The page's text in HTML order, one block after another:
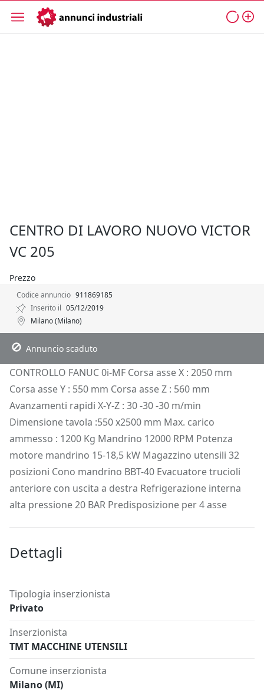
CENTRO DI LAVORO NUOVO VICTOR
VC 205
Prezzo
Codice annuncio 911869185
Inserito il 05/12/2019
Milano (Milano)
Descrizione
Dettagli Posizione Richiedi Info
Annuncio scaduto
CONTROLLO FANUC 0i-MF Corsa asse X : 2050 mm
Corsa asse Y : 550 mm Corsa asse Z : 560 mm
Avanzamenti rapidi X-Y-Z : 30 -30 -30 m/min
Dimensione tavola :550 x2500 mm Max. carico
ammesso : 1200 Kg Mandrino 12000 RPM Potenza
motore mandrino 15-18,5 kW Magazzino utensili 32
posizioni Cono mandrino BBT-40 Evacuatore trucioli
anteriore con uscita a destra Refrigerazione interna
alta pressione 20 BAR Predisposizione per 4 asse
Dettagli
Tipologia inserzionista
Privato
Inserzionista
TMT MACCHINE UTENSILI
Comune inserzionista
Milano (MI)